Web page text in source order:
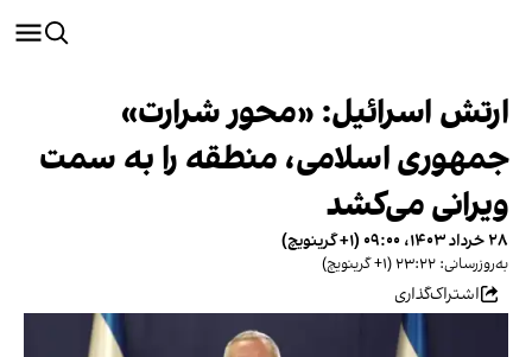
ارتش اسرائیل: «محور شرارت»
جمهوری اسلامی، منطقه را به سمت
ویرانی می‌کشد
۲۸ خرداد ۱۴۰۳، ۰۹:۰۰ (‎+۱ گرینویچ)
به‌روزرسانی: ۲۳:۲۲ (‎+۱ گرینویچ)
اشتراک‌گذاری